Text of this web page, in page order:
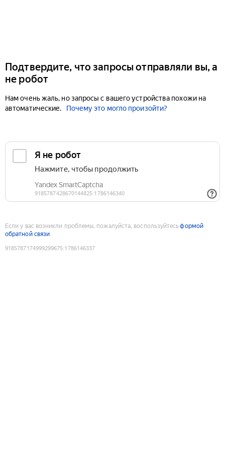
Подтвердите, что запросы отправляли вы, а
не робот
Нам очень жаль, но запросы с вашего устройства похожи на
автоматические.
Почему это могло произойти?
Если у вас возникли проблемы, пожалуйста, воспользуйтесьформой
обратной связи
9185787174999299675:1786146337